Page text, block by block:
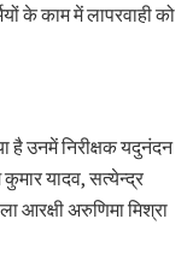
के काम में लापरवाही को
है उनमें निरीक्षक यदुनंदन
यादव, सत्येन्द्र
आरक्षी अरुणिमा मिश्रा